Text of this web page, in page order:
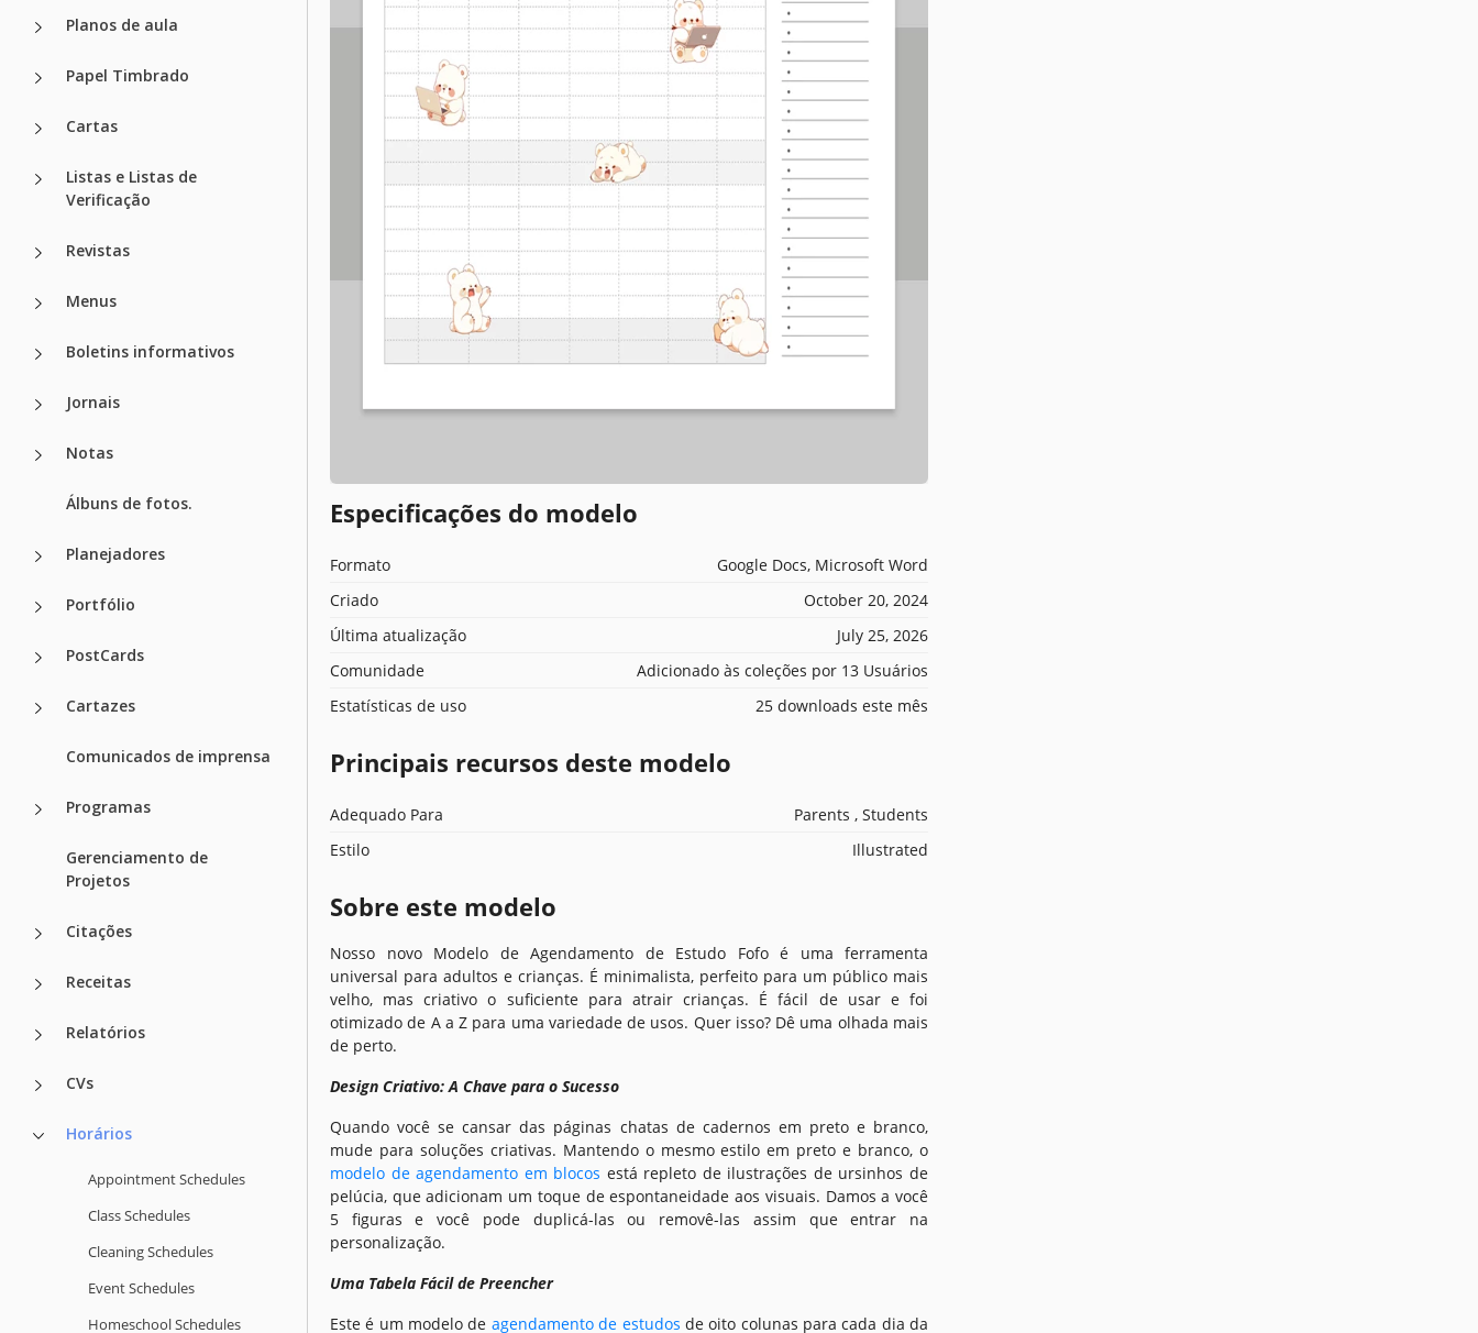
Planos de aula
Papel Timbrado
Cartas
Listas e Listas de
Verificação
Revistas
Menus
Boletins informativos
Jornais
Notas
Álbuns de fotos.
Planejadores
Portfólio
PostCards
Cartazes
Comunicados de imprensa
Programas
Gerenciamento de
Projetos
Citações
Receitas
Relatórios
CVs
Horários
Appointment Schedules
Class Schedules
Cleaning Schedules
Event Schedules
Homeschool Schedules
Especificações do modelo
Formato
Google Docs, Microsoft Word
Criado
October 20, 2024
Última atualização
July 25, 2026
Comunidade
Adicionado às coleções por 13 Usuários
Estatísticas de uso
25 downloads este mês
Principais recursos deste modelo
Adequado Para
Parents , Students
Estilo
Illustrated
Sobre este modelo
Nosso novo Modelo de Agendamento de Estudo Fofo é uma ferramenta
universal para adultos e crianças. É minimalista, perfeito para um público mais
velho, mas criativo o suficiente para atrair crianças. É fácil de usar e foi
otimizado de A a Z para uma variedade de usos. Quer isso? Dê uma olhada mais
de perto.
Design Criativo: A Chave para o Sucesso
Quando você se cansar das páginas chatas de cadernos em preto e branco,
mude para soluções criativas. Mantendo o mesmo estilo em preto e branco, o
modelo de agendamento em blocos está repleto de ilustrações de ursinhos de
pelúcia, que adicionam um toque de espontaneidade aos visuais. Damos a você
5 figuras e você pode duplicá-las ou removê-las assim que entrar na
personalização.
Uma Tabela Fácil de Preencher
Este é um modelo de agendamento de estudos de oito colunas para cada dia da